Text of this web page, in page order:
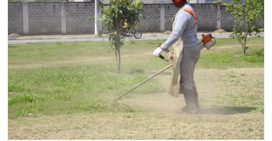
Prefeitura
Estância
Turística
Guaratinguetá